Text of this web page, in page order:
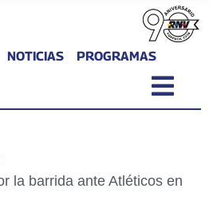
NOTICIAS PROGRAMAS